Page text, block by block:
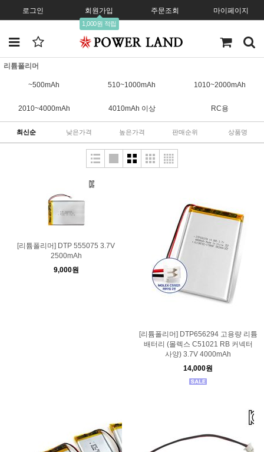
로그인 회원가입
1,000원 적립
주문조회 마이페이지
리튬폴리머
~500mAh 510~1000mAh 1010~2000mAh
2010~4000mAh 4010mAh 이상 RC용
최신순 낮은가격 높은가격 판매순위 상품명
[리튬폴리머] DTP 555075 3.7V
2500mAh
9,000원
[리튬폴리머] DTP656294 고용량 리튬
배터리 (몰렉스 C51021 RB 커넥터
사양) 3.7V 4000mAh
14,000원